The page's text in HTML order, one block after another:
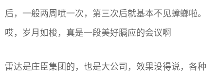
后，一般两周喷一次，第三次后就基本不见蟑螂啦。
哎，岁月如梭，真是一段美好膈应的会议啊
雷达是庄臣集团的，也是大公司，效果没得说，各种